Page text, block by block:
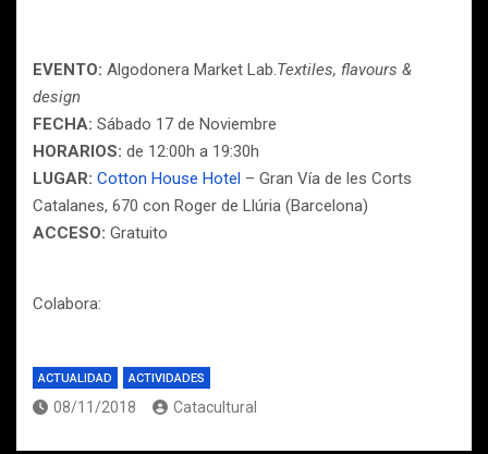
EVENTO: Algodonera Market Lab.Textiles, flavours &
design
FECHA: Sábado 17 de Noviembre
HORARIOS: de 12:00h a 19:30h
LUGAR: Cotton House Hotel – Gran Vía de les Corts
Catalanes, 670 con Roger de Llúria (Barcelona)
ACCESO: Gratuito
Colabora:
ACTUALIDAD ACTIVIDADES
08/11/2018 Catacultural